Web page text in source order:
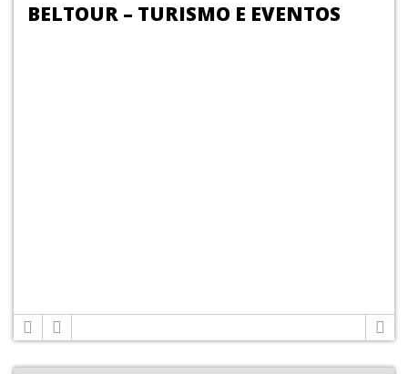
BELTOUR – TURISMO E EVENTOS